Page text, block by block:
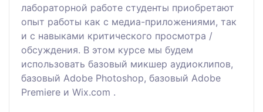
лабораторной работе студенты приобретают
опыт работы как с медиа-приложениями, так
и с навыками критического просмотра /
обсуждения. В этом курсе мы будем
использовать базовый микшер аудиоклипов,
базовый Adobe Photoshop, базовый Adobe
Premiere и Wix.com .